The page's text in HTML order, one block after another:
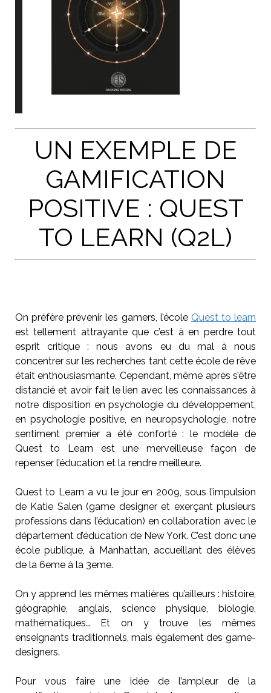
UN EXEMPLE DE
GAMIFICATION
POSITIVE : QUEST
TO LEARN (Q2L)
On préfère prévenir les gamers, l’école Quest to learn
est tellement attrayante que c’est à en perdre tout
esprit critique : nous avons eu du mal à nous
concentrer sur les recherches tant cette école de rêve
était enthousiasmante. Cependant, même après s’être
distancié et avoir fait le lien avec les connaissances à
notre disposition en psychologie du développement,
en psychologie positive, en neuropsychologie, notre
sentiment premier a été conforté : le modèle de
Quest to Learn est une merveilleuse façon de
repenser l’éducation et la rendre meilleure.
Quest to Learn a vu le jour en 2009, sous l’impulsion
de Katie Salen (game designer et exerçant plusieurs
professions dans l’éducation) en collaboration avec le
département d’éducation de New York. C’est donc une
école publique, à Manhattan, accueillant des élèves
de la 6eme à la 3eme.
On y apprend les mêmes matières qu’ailleurs : histoire,
géographie, anglais, science physique, biologie,
mathématiques… Et on y trouve les mêmes
enseignants traditionnels, mais également des game-
designers.
Pour vous faire une idée de l’ampleur de la